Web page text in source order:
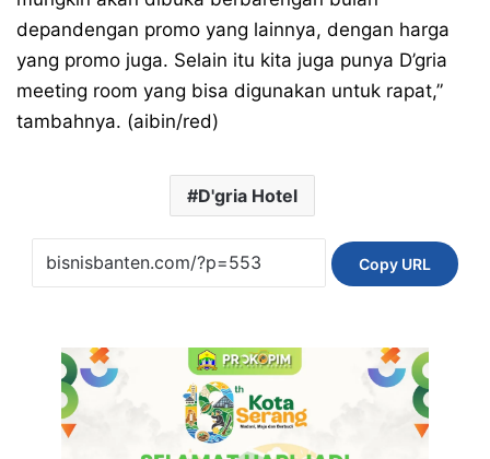
depandengan promo yang lainnya, dengan harga
yang promo juga. Selain itu kita juga punya D’gria
meeting room yang bisa digunakan untuk rapat,”
tambahnya. (aibin/red)
D'gria Hotel
Copy URL